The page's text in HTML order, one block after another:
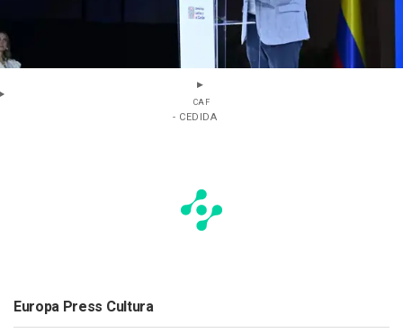
CAF
- CEDIDA
Europa Press Cultura